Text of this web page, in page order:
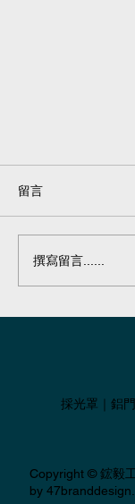
留言
撰寫留言......
採光罩｜鋁
Copyright ©鋐毅
by 47branddesign.